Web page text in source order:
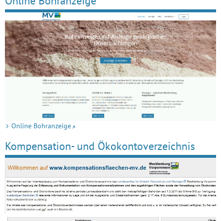
Online Bohranzeige
Kompensation- und Ökokontoverzeichnis